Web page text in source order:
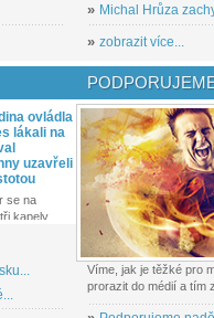
» Michal Hrůza
» zobrazit více...
ovládla
lákali na
uzavřeli
se na
kapely...
Víme, jak je těžké pro
prorazit do médií a tím